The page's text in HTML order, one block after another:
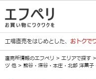
工場直売をはじめとした、 おトクで
直売所情報のエフペリ > エリアで探す >
ツ 他 > 熊谷・深谷・本庄・北部 洋菓子